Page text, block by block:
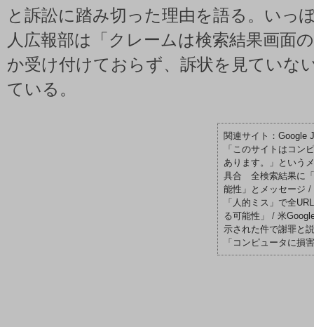
と訴訟に踏み切った理由を語る。いっ
人広報部は「クレームは検索結果画面
か受け付けておらず、訴状を見ていな
ている。
Google
「このサイトはコン
あります。」という
具合 全検索結果に
能性」とメッセージ /
「人的ミス」で全
る可能性」
/ 米
示された件で謝罪と
「コンピュータに損